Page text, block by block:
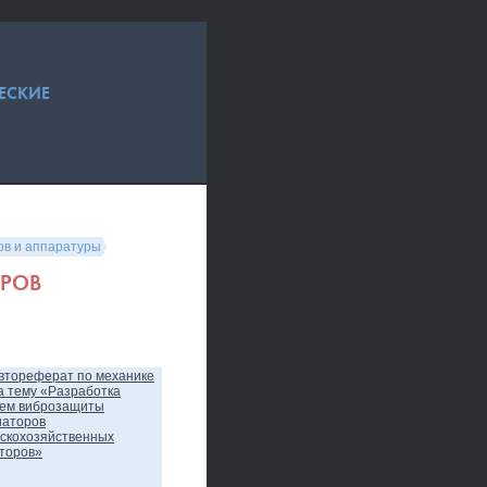
и аппаратуры